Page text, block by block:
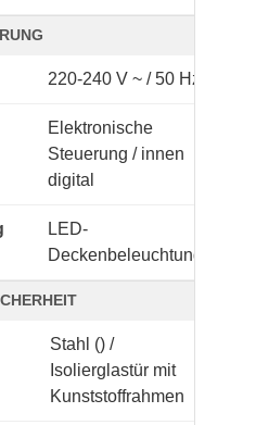
220-240 V ~ / 50 Hz
Elektronische
Steuerung / innen
digital
LED-
Deckenbeleuchtung
Stahl () /
Isolierglastür mit
Kunststoffrahmen